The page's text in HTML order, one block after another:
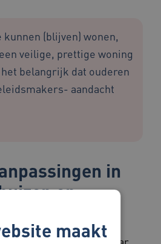
(blijven) wonen,
veilige, prettige woning
belangrijk dat ouderen
aandacht
in
en
maakt